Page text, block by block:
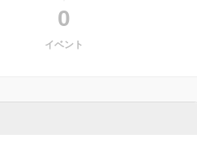
0
イベント